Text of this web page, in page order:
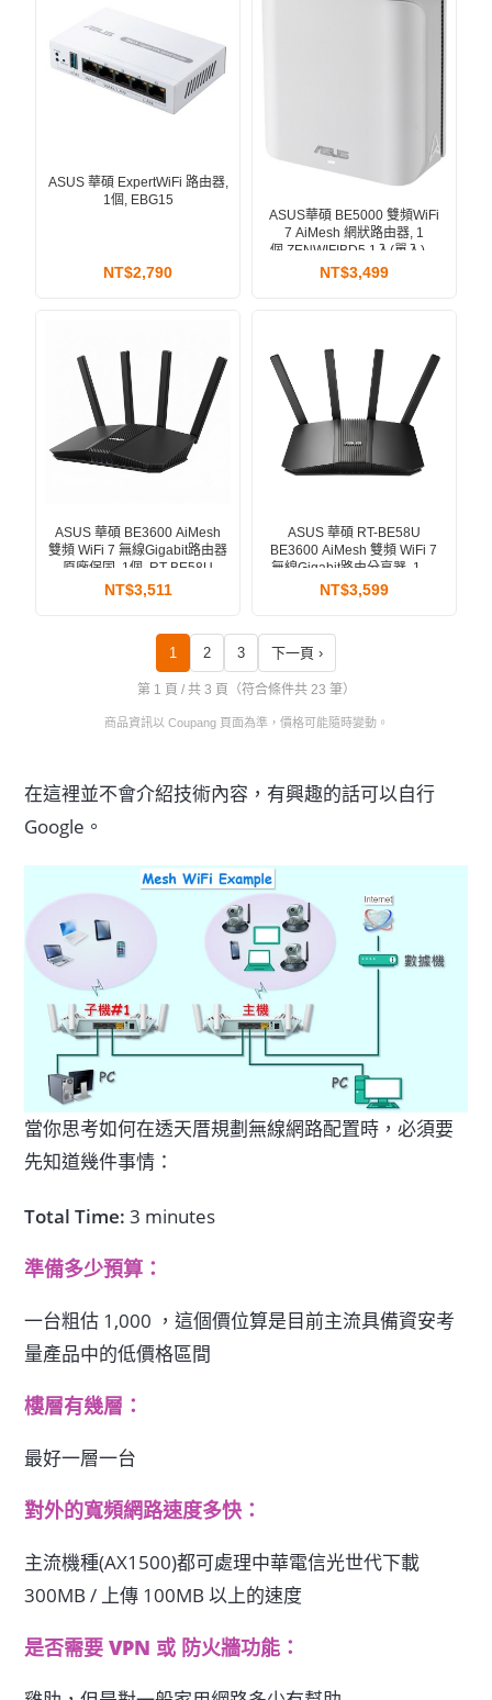
ASUS 華碩 ExpertWiFi 路由器,
1個, EBG15
NT$2,790
ASUS華碩 BE5000 雙頻WiFi
7 AiMesh 網狀路由器, 1
個,ZENWIFIBD5 1入(單入)一
入
NT$3,499
ASUS 華碩 BE3600 AiMesh
雙頻 WiFi 7 無線Gigabit路由器
原廠保固, 1個, RT-BE58U
NT$3,511
ASUS 華碩 RT-BE58U
BE3600 AiMesh 雙頻 WiFi 7
無線Gigabit路由分享器, 1個,
90IG0910-MT1C00
NT$3,599
1 2 3 下一頁 ›
第 1 頁 / 共 3 頁（符合條件共 23 筆）
商品資訊以 Coupang 頁面為準，價格可能隨時變動。
在這裡並不會介紹技術內容，有興趣的話可以自行
Google。
當你思考如何在透天厝規劃無線網路配置時，必須要
先知道幾件事情：
Total Time: 3 minutes
準備多少預算：
一台粗估 1,000 ，這個價位算是目前主流具備資安考
量產品中的低價格區間
樓層有幾層：
最好一層一台
對外的寬頻網路速度多快：
主流機種(AX1500)都可處理中華電信光世代下載
300MB / 上傳 100MB 以上的速度
是否需要 VPN 或 防火牆功能：